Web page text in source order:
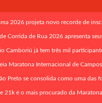
2026 projeta novo recorde de
Corrida de Rua 2026 apresenta
Camboriú já tem três mil
Maratona Internacional de
Preto se consolida como uma das
21k é o mais procurado da